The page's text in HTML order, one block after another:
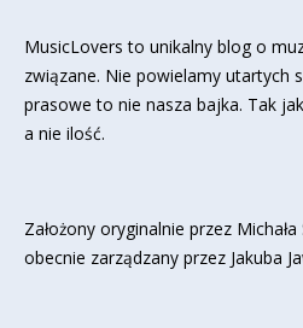
MusicLovers to unikalny blog o
związane. Nie powielamy utartych
prasowe to nie nasza bajka. Tak
a nie ilość.
Założony oryginalnie przez
obecnie zarządzany przez Jakuba